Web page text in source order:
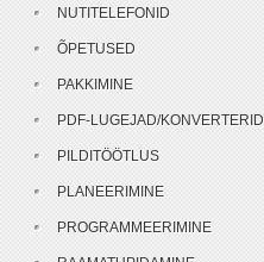
NUTITELEFONID
ÕPETUSED
PAKKIMINE
PDF-LUGEJAD/KONVERTERID
PILDITÖÖTLUS
PLANEERIMINE
PROGRAMMEERIMINE